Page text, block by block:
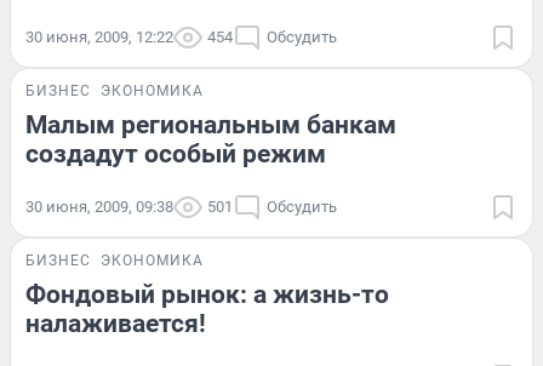
30 июня, 2009, 12:22 454 Обсудить
БИЗНЕС ЭКОНОМИКА
Малым региональным банкам
создадут особый режим
30 июня, 2009, 09:38 501 Обсудить
БИЗНЕС ЭКОНОМИКА
Фондовый рынок: а жизнь-то
налаживается!